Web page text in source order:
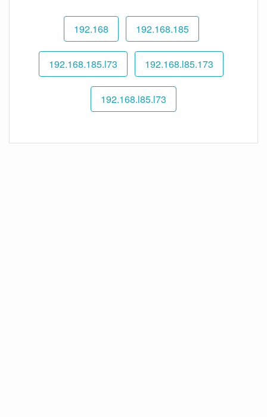
192.168 192.168.185
192.168.185.l73 192.168.l85.173
192.168.l85.l73